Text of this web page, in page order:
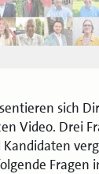
sich
Video. Drei
Fragen